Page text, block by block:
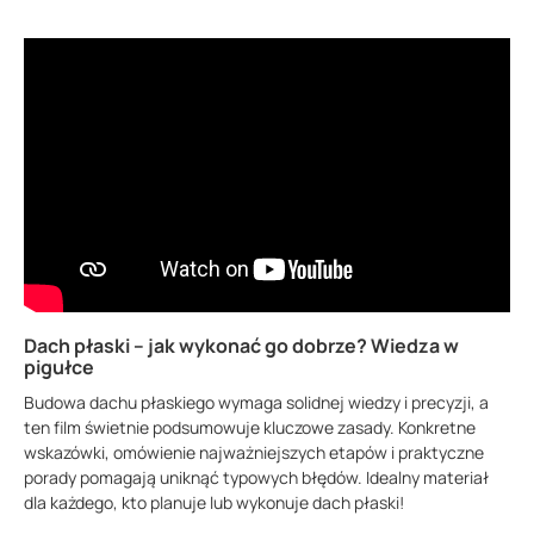
Dach płaski – jak wykonać go dobrze? Wiedza w
pigułce
Budowa dachu płaskiego wymaga solidnej wiedzy i precyzji, a
ten film świetnie podsumowuje kluczowe zasady. Konkretne
wskazówki, omówienie najważniejszych etapów i praktyczne
porady pomagają uniknąć typowych błędów. Idealny materiał
dla każdego, kto planuje lub wykonuje dach płaski!